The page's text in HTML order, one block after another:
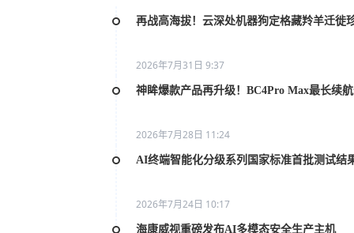
再战高海拔！云深处机器狗定格藏羚羊迁徙
2026年7月31日 9:37
神眸爆款产品再升级！BC4Pro Max最长续
2026年7月28日 11:24
AI终端智能化分级系列国家标准首批测试结
2026年7月24日 10:17
海康威视重磅发布AI多模态安全生产主机